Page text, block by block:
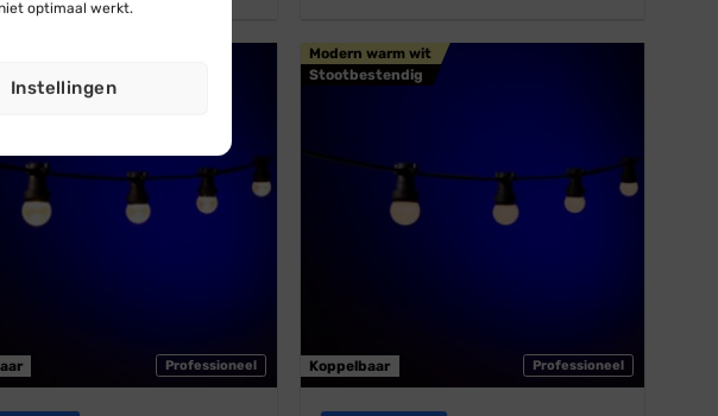
optimaal werkt.
Instellingen
Professioneel Professioneel
Modern warm wit
Stootbestendig
Koppelbaar